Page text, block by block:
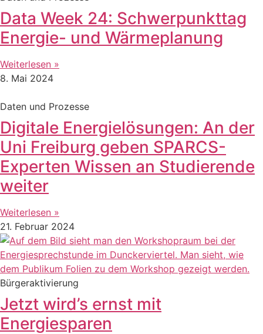
Data Week 24: Schwerpunkttag
Energie- und Wärmeplanung
Weiterlesen »
8. Mai 2024
Daten und Prozesse
Digitale Energielösungen: An der
Uni Freiburg geben SPARCS-
Experten Wissen an Studierende
weiter
Weiterlesen »
21. Februar 2024
Bürgeraktivierung
Jetzt wird’s ernst mit
Energiesparen